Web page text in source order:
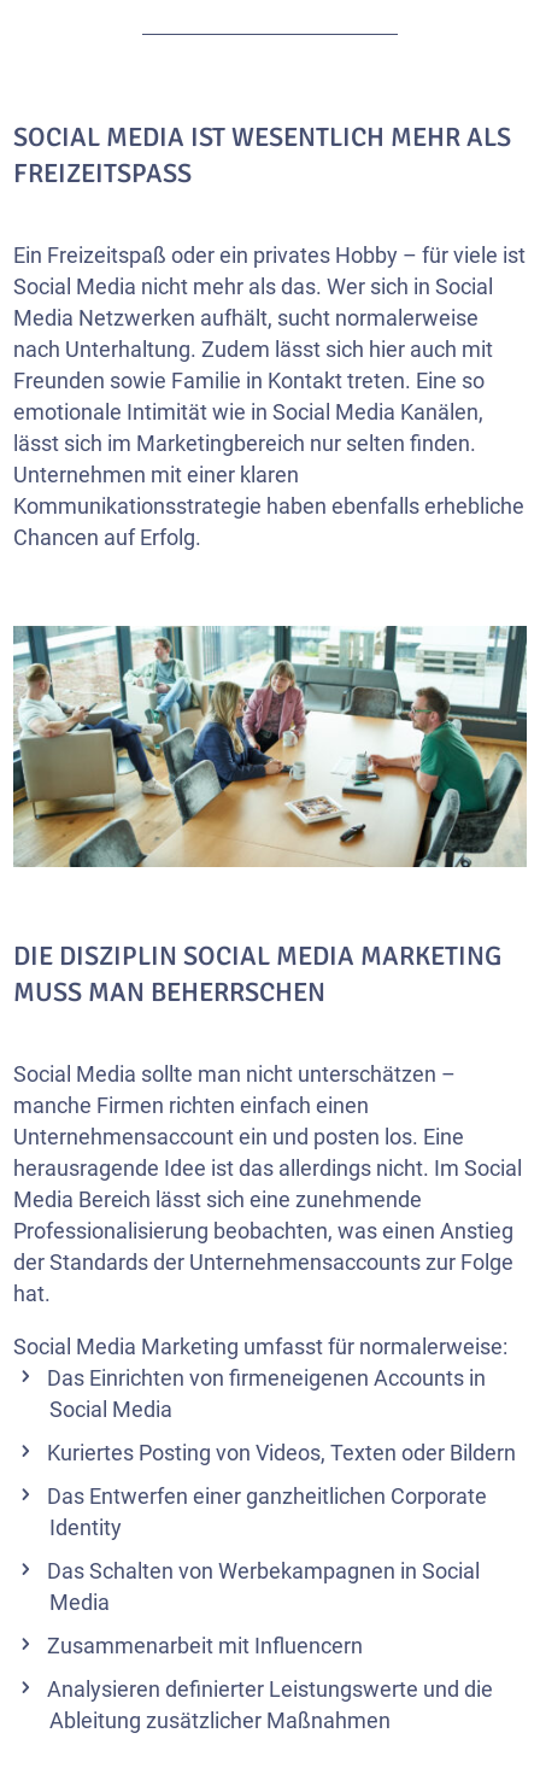
SOCIAL MEDIA IST WESENTLICH MEHR ALS
FREIZEITSPASS
Ein Freizeitspaß oder ein privates Hobby – für viele ist
Social Media nicht mehr als das. Wer sich in Social
Media Netzwerken aufhält, sucht normalerweise
nach Unterhaltung. Zudem lässt sich hier auch mit
Freunden sowie Familie in Kontakt treten. Eine so
emotionale Intimität wie in Social Media Kanälen,
lässt sich im Marketingbereich nur selten finden.
Unternehmen mit einer klaren
Kommunikationsstrategie haben ebenfalls erhebliche
Chancen auf Erfolg.
DIE DISZIPLIN SOCIAL MEDIA MARKETING
MUSS MAN BEHERRSCHEN
Social Media sollte man nicht unterschätzen –
manche Firmen richten einfach einen
Unternehmensaccount ein und posten los. Eine
herausragende Idee ist das allerdings nicht. Im Social
Media Bereich lässt sich eine zunehmende
Professionalisierung beobachten, was einen Anstieg
der Standards der Unternehmensaccounts zur Folge
hat.
Social Media Marketing umfasst für normalerweise:
Das Einrichten von firmeneigenen Accounts in
Social Media
Kuriertes Posting von Videos, Texten oder Bildern
Das Entwerfen einer ganzheitlichen Corporate
Identity
Das Schalten von Werbekampagnen in Social
Media
Zusammenarbeit mit Influencern
Analysieren definierter Leistungswerte und die
Ableitung zusätzlicher Maßnahmen